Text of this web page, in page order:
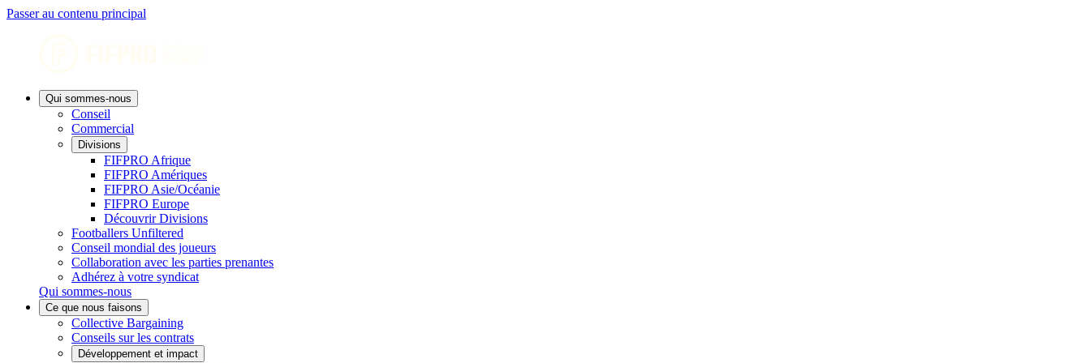
Passer au contenu principal
Qui sommes-nous
Conseil
Commercial
Divisions
FIFPRO Afrique
FIFPRO Amériques
FIFPRO Asie/Océanie
FIFPRO Europe
Découvrir Divisions
Footballers Unfiltered
Conseil mondial des joueurs
Collaboration avec les parties prenantes
Adhérez à votre syndicat
Qui sommes-nous
Ce que nous faisons
Collective Bargaining
Conseils sur les contrats
Développement et impact